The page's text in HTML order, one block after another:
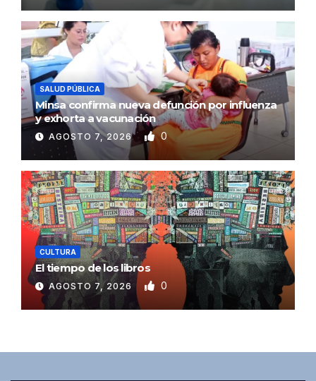
SALUD PÚBLICA
Minsa confirma nueva defunción por influenza
y exhorta a vacunación
AGOSTO 7, 2026 0
CULTURA
El tiempo de los libros
AGOSTO 7, 2026 0